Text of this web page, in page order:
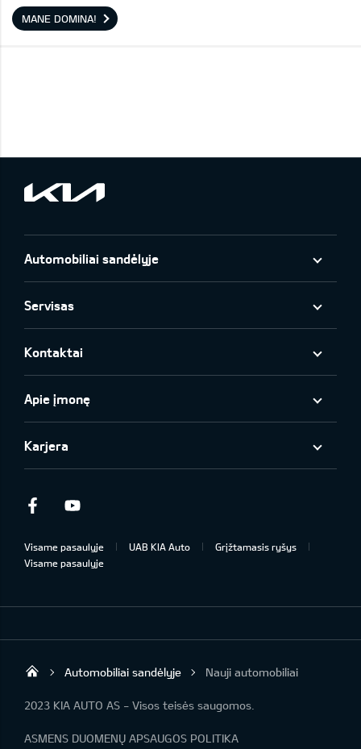
MANE DOMINA!
Automobiliai sandėlyje
Servisas
Kontaktai
Apie įmonę
Karjera
Facebook
Visame pasaulyje UAB KIA Auto
Grįžtamasis ryšys
Visame pasaulyje
UAB „Kia Auto“
Automobiliai sandėlyje Nauji automobiliai
2023 KIA AUTO AS - Visos teisės saugomos.
ASMENS DUOMENŲ APSAUGOS POLITIKA